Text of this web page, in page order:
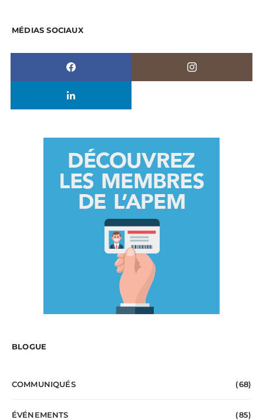
MÉDIAS SOCIAUX
BLOGUE
COMMUNIQUÉS (68)
ÉVÉNEMENTS (85)